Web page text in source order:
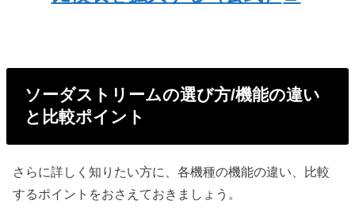
ソーダストリームの選び方/機能の違い
と比較ポイント
さらに詳しく知りたい方に、各機種の機能の違い、比較
するポイントをおさえておきましょう。